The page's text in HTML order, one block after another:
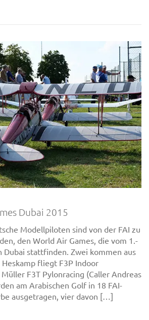
Dubai 2015
Modellpiloten sind von der FAI zu
den World Air Games, die vom 1.-
Dubai stattfinden. Zwei kommen aus
fliegt F3P Indoor
F3T Pylonracing (Caller Andreas
am Arabischen Golf in 18 FAI-
ausgetragen, vier davon […]